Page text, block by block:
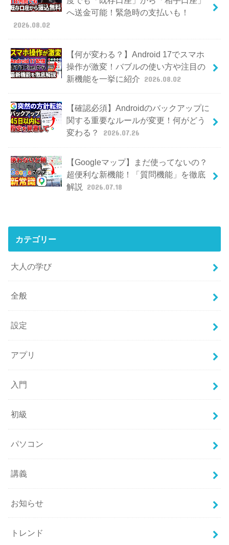
へ送金可能！緊急時の支払いも！
2026.08.02
【何が変わる？】Android 17でスマホ
操作が激変！バブルの使い方や注目の
新機能を一挙に紹介 2026.08.02
【確認必須】Androidのバックアップに
関する重要なルールが変更！何がどう
変わる？
2026.07.26
【Googleマップ】まだ使ってないの？
超便利な新機能！「質問機能」を徹底
解説
2026.07.18
カテゴリー
大人の学び
全般
設定
アプリ
入門
初級
パソコン
講義
お知らせ
トレンド